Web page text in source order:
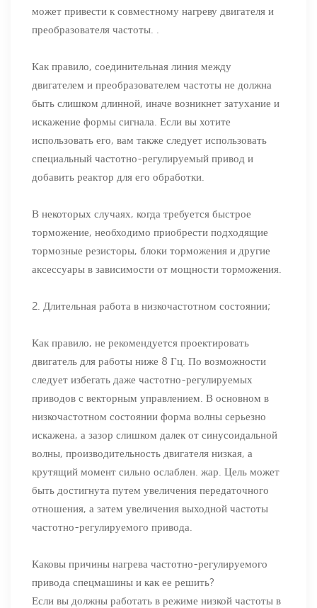
может привести к совместному нагреву двигателя и
преобразователя частоты. .
Как правило, соединительная линия между
двигателем и преобразователем частоты не должна
быть слишком длинной, иначе возникнет затухание и
искажение формы сигнала. Если вы хотите
использовать его, вам также следует использовать
специальный частотно-регулируемый привод и
добавить реактор для его обработки.
В некоторых случаях, когда требуется быстрое
торможение, необходимо приобрести подходящие
тормозные резисторы, блоки торможения и другие
аксессуары в зависимости от мощности торможения.
2. Длительная работа в низкочастотном состоянии;
Как правило, не рекомендуется проектировать
двигатель для работы ниже 8 Гц. По возможности
следует избегать даже частотно-регулируемых
приводов с векторным управлением. В основном в
низкочастотном состоянии форма волны серьезно
искажена, а зазор слишком далек от синусоидальной
волны, производительность двигателя низкая, а
крутящий момент сильно ослаблен. жар. Цель может
быть достигнута путем увеличения передаточного
отношения, а затем увеличения выходной частоты
частотно-регулируемого привода.
Каковы причины нагрева частотно-регулируемого
привода спецмашины и как ее решить?
Если вы должны работать в режиме низкой частоты в